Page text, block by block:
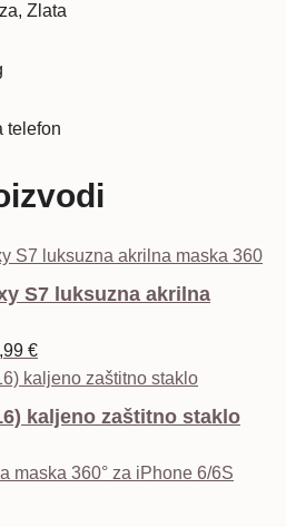
Zlata
telefon
S7 luksuzna akrilna
€Trenutna
cijena
je:
12,99 €.
kaljeno zaštitno staklo